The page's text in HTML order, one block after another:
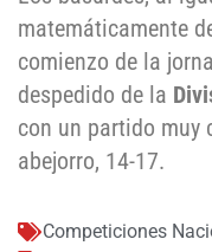
matemáticamente
comienzo de la
despedido de la
con un partido muy
abejorro, 14-17.
Competiciones